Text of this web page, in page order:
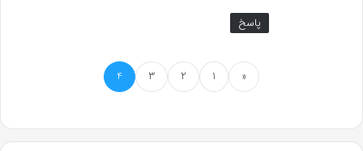
پاسخ
«
1
2
3
4